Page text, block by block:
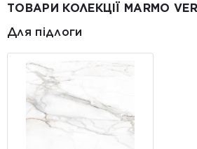
ТОВАРИ КОЛЕКЦІЇ MARMO
Для підлоги